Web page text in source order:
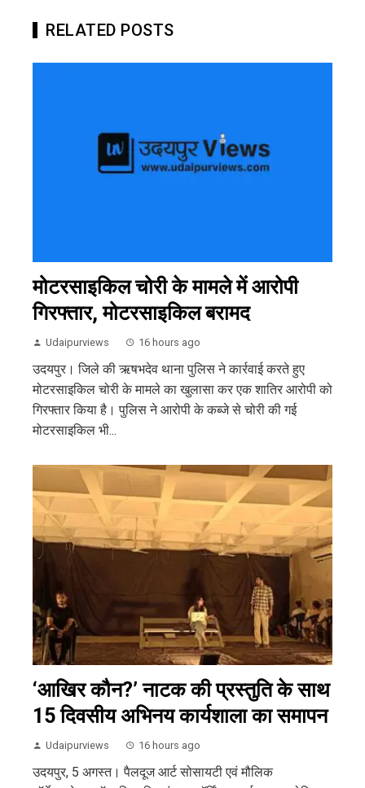
RELATED POSTS
मोटरसाइकिल चोरी के मामले में आरोपी
गिरफ्तार, मोटरसाइकिल बरामद
Udaipurviews 16 hours ago
उदयपुर। जिले की ऋषभदेव थाना पुलिस ने कार्रवाई करते हुए
मोटरसाइकिल चोरी के मामले का खुलासा कर एक शातिर आरोपी को
गिरफ्तार किया है। पुलिस ने आरोपी के कब्जे से चोरी की गई
मोटरसाइकिल भी...
‘आखिर कौन?’ नाटक की प्रस्तुति के साथ
15 दिवसीय अभिनय कार्यशाला का समापन
Udaipurviews 16 hours ago
उदयपुर, 5 अगस्त। पैलदूज आर्ट सोसायटी एवं मौलिक